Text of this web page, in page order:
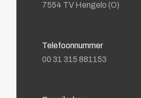
7554 TV Hengelo (O)
Telefoonnummer
00 31 315 881153